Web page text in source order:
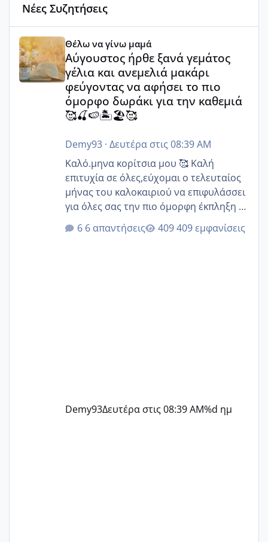
Νέες Συζητήσεις
Αύγουστος ήρθε ξανά γεμάτος γέλια και ανεμελιά
Θέλω να γίνω μαμά
Αύγουστος ήρθε ξανά γεμάτος
γέλια και ανεμελιά μακάρι
φεύγοντας να αφήσει το πιο
όμορφο δωράκι για την καθεμιά
🥰🍒🍉🏝️🏖️🥰
Demy93· Δευτέρα στις 08:39 AM
Καλό.μηνα κορίτσια μου 🥰 Καλή
επιτυχία σε όλες,εύχομαι ο τελευταίος
μήνας του καλοκαιριού να επιφυλάσσει
για όλες σας την πιο όμορφη έκπληξη 🧿
@Elk @Melikara86 @Παρασκευαιδου
@Zenia z @melitiniღ @Christi.D.
6 απαντήσεις 409 εμφανίσεις
Demy93Δευτέρα στις 08:39 AM%d ημ